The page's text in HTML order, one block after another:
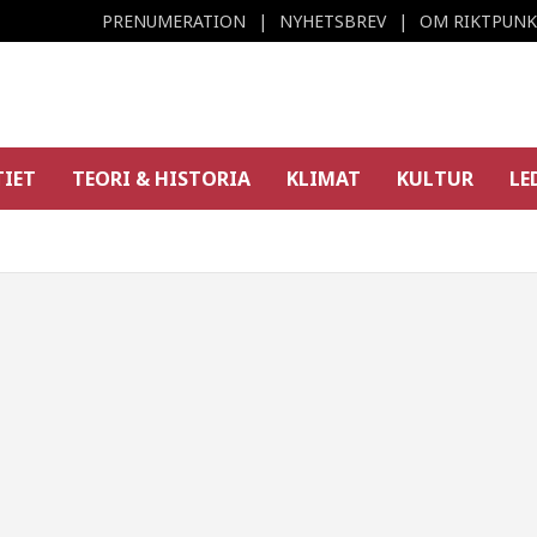
PRENUMERATION NYHETSBREV OM
TEORI & HISTORIA KLIMAT KULTUR